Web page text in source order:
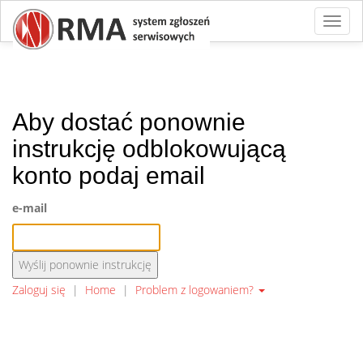
Toggle
Aby dostać ponownie
instrukcję odblokowującą
konto podaj email
e-mail
Zaloguj się | Home | Problem z logowaniem?